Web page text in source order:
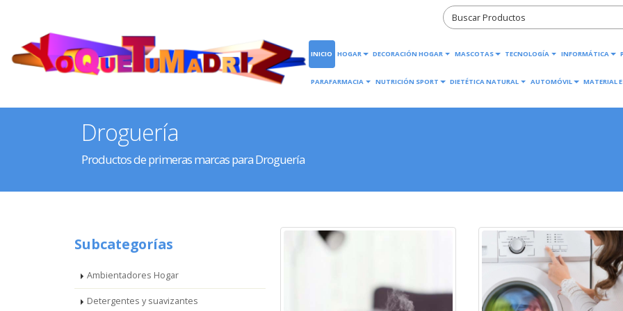
INICIO HOGAR DECORACIÓN HOGAR MASCOTAS TECNOLOGÍA INFORMÁTICA
PARAFARMACIA NUTRICIÓN SPORT DIETÉTICA NATURAL AUTOMÓVIL MATERIAL
Droguería
Productos de primeras marcas para Droguería
Subcategorías
Ambientadores Hogar
Detergentes y suavizantes